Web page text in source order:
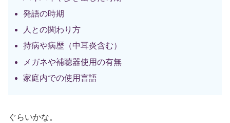
発語の時期
人との関わり方
持病や病歴（中耳炎含む）
メガネや補聴器使用の有無
家庭内での使用言語
ぐらいかな。